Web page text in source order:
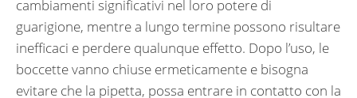
cambiamenti significativi nel loro potere di
guarigione, mentre a lungo termine possono risultare
inefficaci e perdere qualunque effetto. Dopo l’uso, le
boccette vanno chiuse ermeticamente e bisogna
evitare che la pipetta, possa entrare in contatto con la